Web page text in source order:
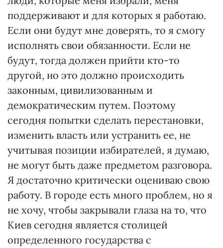
поддерживают и для которых я работаю.
Если они будут мне доверять, то я смогу
исполнять свои обязанности. Если не
будут, тогда должен прийти кто-то
другой, но это должно происходить
законным, цивилизованным и
демократическим путем. Поэтому
сегодня попытки сделать перестановки,
изменить власть или устранить ее, не
учитывая позиции избирателей, я думаю,
не могут быть даже предметом разговора.
Я достаточно критически оцениваю свою
работу. В городе есть много проблем, но я
не хочу, чтобы закрывали глаза на то, что
Киев сегодня является столицей
определенного государства с